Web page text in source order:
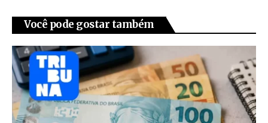
Você pode gostar também